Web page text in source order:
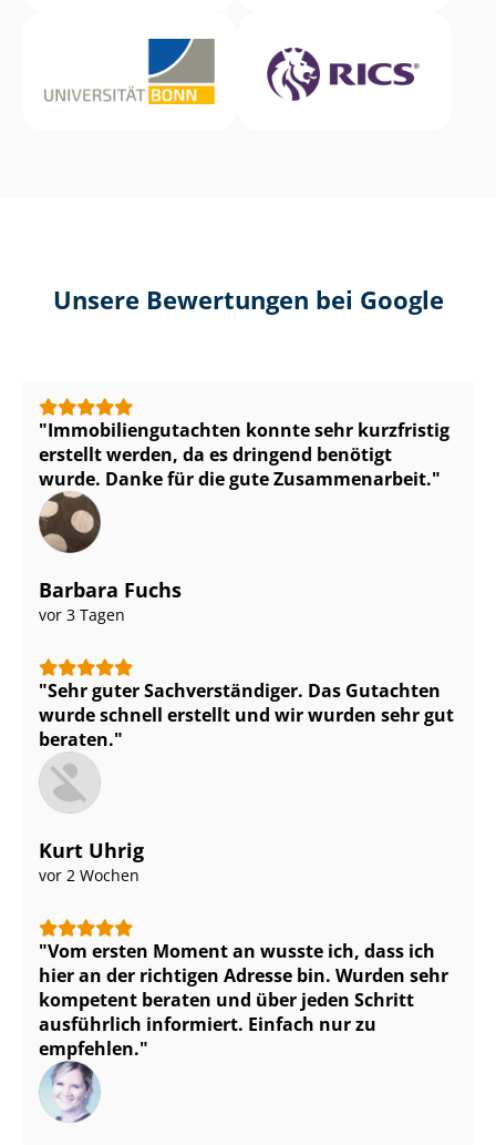
Unsere Bewertungen bei Google
Im­mo­bi­li­en­gut­ach­ten konnte sehr kurzfristig
erstellt werden, da es dringend benötigt
wurde. Danke für die gute Zusammenarbeit.
Barbara Fuchs
vor 3 Tagen
Sehr guter Sach­ver­stän­di­ger. Das Gutachten
wurde schnell erstellt und wir wurden sehr gut
beraten.
Kurt Uhrig
vor 2 Wochen
Vom ersten Moment an wusste ich, dass ich
hier an der richtigen Adresse bin. Wurden sehr
kompetent beraten und über jeden Schritt
ausführlich informiert. Einfach nur zu
empfehlen.